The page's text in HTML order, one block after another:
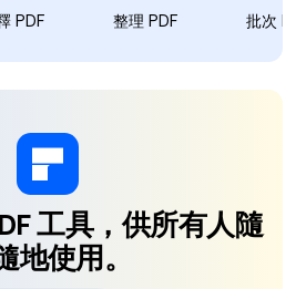
PDF 整理 PDF 批次
工具，供所有人隨
地使用。